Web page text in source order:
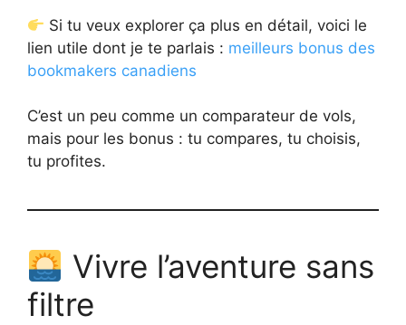
Si tu veux explorer ça plus en détail, voici le
lien utile dont je te parlais : meilleurs bonus des
bookmakers canadiens
C’est un peu comme un comparateur de vols,
mais pour les bonus : tu compares, tu choisis,
tu profites.
Vivre l’aventure sans
filtre